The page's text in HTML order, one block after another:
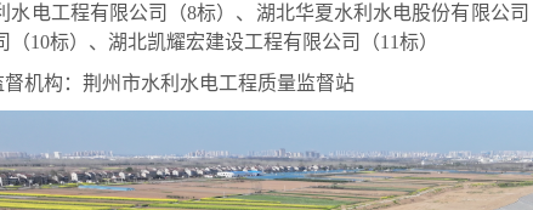
水电工程有限公司（8标）、湖北华夏水利水电股份有限公
（10标）、湖北凯耀宏建设工程有限公司（11标）
督机构：荆州市水利水电工程质量监督站